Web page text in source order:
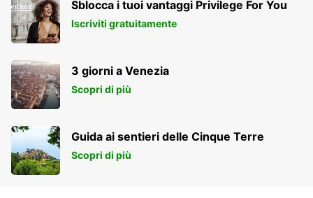
Sblocca i tuoi vantaggi Privilege For You
Iscriviti gratuitamente
3 giorni a Venezia
Scopri di più
Guida ai sentieri delle Cinque Terre
Scopri di più